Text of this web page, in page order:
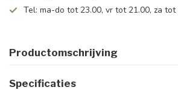
Tel: ma-do tot 23.00, vr tot 21.00, za tot
Productomschrijving
Specificaties